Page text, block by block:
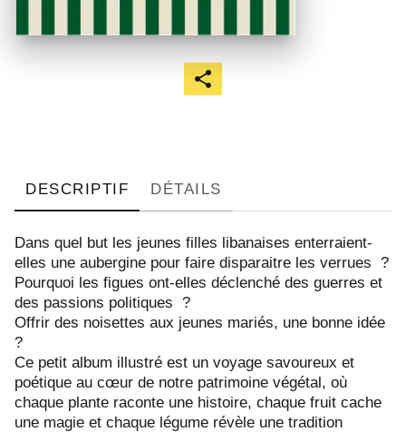
DESCRIPTIF DÉTAILS
Dans quel but les jeunes filles libanaises enterraient-
elles une aubergine pour faire disparaitre les verrues ?
Pourquoi les figues ont-elles déclenché des guerres et
des passions politiques ?
Offrir des noisettes aux jeunes mariés, une bonne idée
?
Ce petit album illustré est un voyage savoureux et
poétique au cœur de notre patrimoine végétal, où
chaque plante raconte une histoire, chaque fruit cache
une magie et chaque légume révèle une tradition